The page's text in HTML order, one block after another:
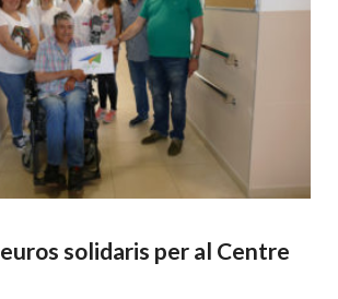
solidaris per al Centre